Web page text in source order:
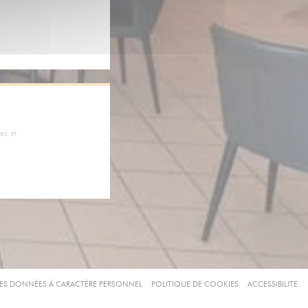
fenêtre))
et
DONNÉES À CARACTÈRE PERSONNEL ((OUVRE UNE NOUVELLE FENÊTRE))
POLITIQUE DE COOKIES((OUVRE UNE
ACCESSIBILITE